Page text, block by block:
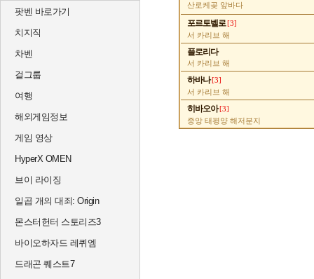
팟벤 바로가기
치지직
차벤
걸그룹
여행
해외게임정보
게임 영상
HyperX OMEN
브이 라이징
일곱 개의 대죄: Origin
몬스터헌터 스토리즈3
바이오하자드 레퀴엠
드래곤 퀘스트7
산로케곶 앞바다
포르토벨로 [3]
서 카리브 해
플로리다
서 카리브 해
하바나 [3]
서 카리브 해
히바오아 [3]
중앙 태평양 해저분지